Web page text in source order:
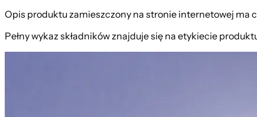
Opis produktu zamieszczony na stronie internetowej ma
Pełny wykaz składników znajduje się na etykiecie